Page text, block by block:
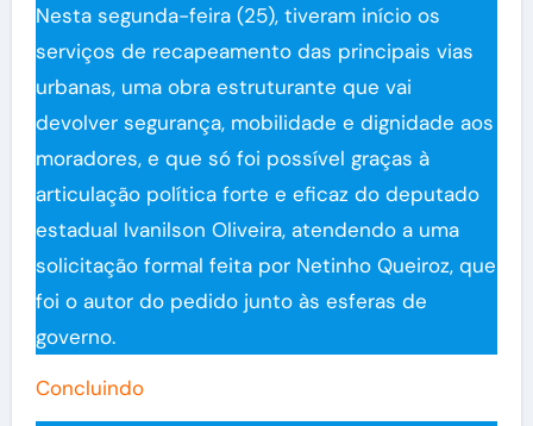
Nesta segunda-feira (25), tiveram início os
serviços de recapeamento das principais vias
urbanas, uma obra estruturante que vai
devolver segurança, mobilidade e dignidade aos
moradores, e que só foi possível graças à
articulação política forte e eficaz do deputado
estadual Ivanilson Oliveira, atendendo a uma
solicitação formal feita por Netinho Queiroz, que
foi o autor do pedido junto às esferas de
governo.
Concluindo